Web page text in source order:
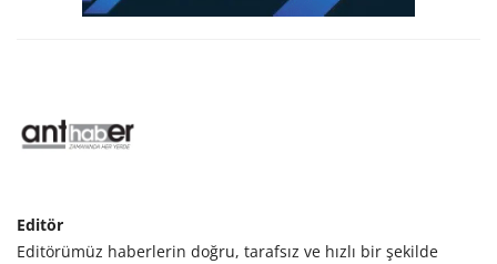
Editör
Editörümüz haberlerin doğru, tarafsız ve hızlı bir şekilde